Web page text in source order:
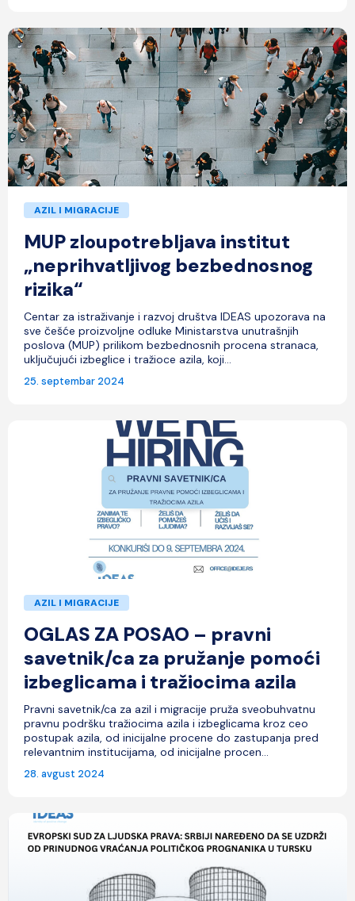
AZIL I MIGRACIJE
MUP zloupotrebljava institut
„neprihvatljivog bezbednosnog
rizika“
Centar za istraživanje i razvoj društva IDEAS upozorava na
sve češće proizvoljne odluke Ministarstva unutrašnjih
poslova (MUP) prilikom bezbednosnih procena stranaca,
uključujući izbeglice i tražioce azila, koji...
25. septembar 2024
AZIL I MIGRACIJE
OGLAS ZA POSAO – pravni
savetnik/ca za pružanje pomoći
izbeglicama i tražiocima azila
Pravni savetnik/ca za azil i migracije pruža sveobuhvatnu
pravnu podršku tražiocima azila i izbeglicama kroz ceo
postupak azila, od inicijalne procene do zastupanja pred
relevantnim institucijama, od inicijalne procen...
28. avgust 2024